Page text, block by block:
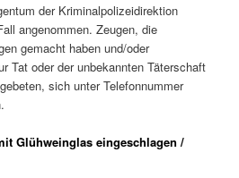
der Kriminalpolizeidirektion
angenommen. Zeugen, die
gemacht haben und/oder
Tat oder der unbekannten Täterschaft
sich unter Telefonnummer
Glühweinglas eingeschlagen /